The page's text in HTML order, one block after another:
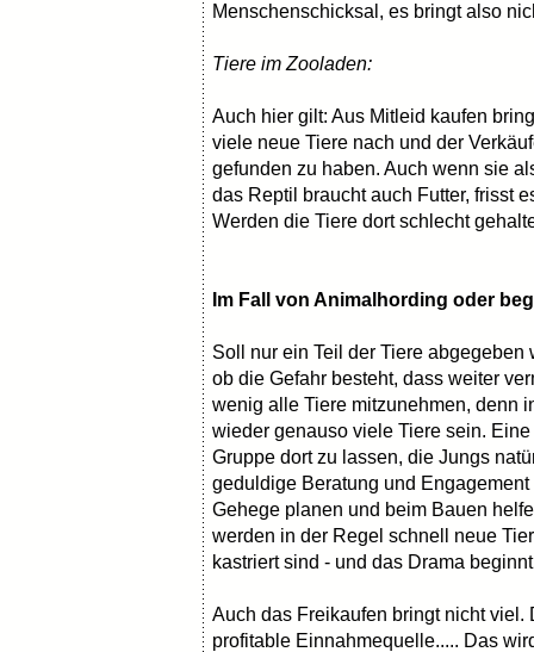
Menschenschicksal, es bringt also
Tiere im Zooladen:
Auch hier gilt: Aus Mitleid kaufen
viele neue Tiere nach und der
gefunden zu haben. Auch wenn sie
das Reptil braucht auch Futter, frisst
Werden die Tiere dort schlecht
Im Fall von Animalhording oder
Soll nur ein Teil der Tiere
ob die Gefahr besteht, dass weiter
wenig alle Tiere mitzunehmen, denn
wieder genauso viele Tiere sein.
Gruppe dort zu lassen, die Jungs
geduldige Beratung und
Gehege planen und beim Bauen
werden in der Regel schnell neue
kastriert sind - und das Drama
Auch das Freikaufen bringt nicht viel.
profitable Einnahmequelle..... Das